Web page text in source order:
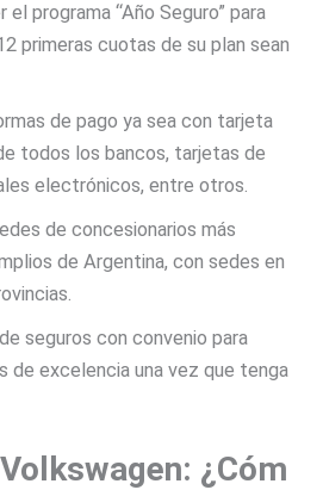
el programa “Año Seguro” para
primeras cuotas de su plan sean
de pago ya sea con tarjeta
todos los bancos, tarjetas de
electrónicos, entre otros.
de concesionarios más
de Argentina, con sedes en
seguros con convenio para
de excelencia una vez que tenga
¿Cóm